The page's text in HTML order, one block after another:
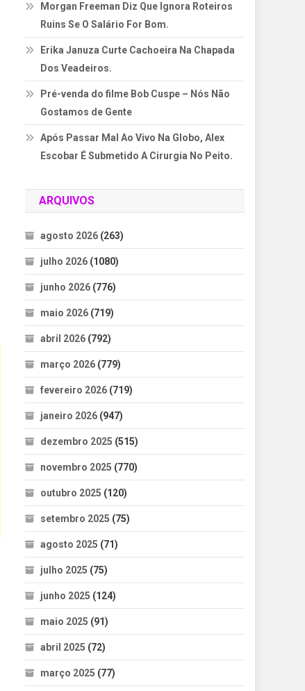
Morgan Freeman Diz Que Ignora Roteiros
Ruins Se O Salário For Bom.
Erika Januza Curte Cachoeira Na Chapada
Dos Veadeiros.
Pré-venda do filme Bob Cuspe – Nós Não
Gostamos de Gente
Após Passar Mal Ao Vivo Na Globo, Alex
Escobar É Submetido A Cirurgia No Peito.
ARQUIVOS
agosto 2026 (263)
julho 2026 (1080)
junho 2026 (776)
maio 2026 (719)
abril 2026 (792)
março 2026 (779)
fevereiro 2026 (719)
janeiro 2026 (947)
dezembro 2025 (515)
novembro 2025 (770)
outubro 2025 (120)
setembro 2025 (75)
agosto 2025 (71)
julho 2025 (75)
junho 2025 (124)
maio 2025 (91)
abril 2025 (72)
março 2025 (77)